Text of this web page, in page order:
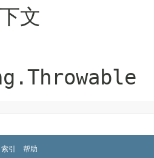
文
索引 帮助